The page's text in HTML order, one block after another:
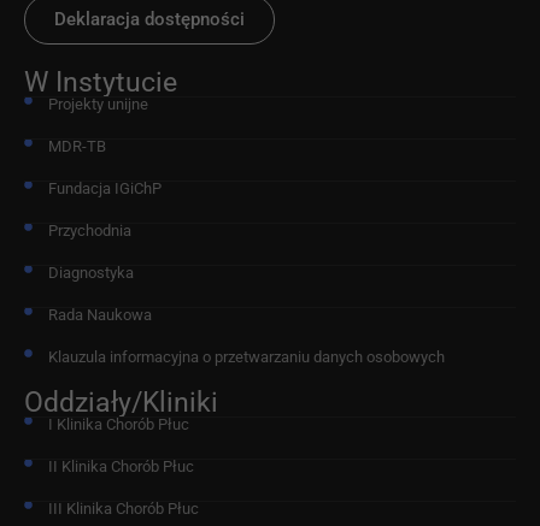
Deklaracja dostępności
W Instytucie
Projekty unijne
MDR-TB
Fundacja IGiChP
Przychodnia
Diagnostyka
Rada Naukowa
Klauzula informacyjna o przetwarzaniu danych osobowych
Oddziały/Kliniki
I Klinika Chorób Płuc
II Klinika Chorób Płuc
III Klinika Chorób Płuc